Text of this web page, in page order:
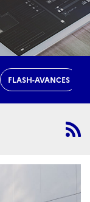
FLASH-AVANCES